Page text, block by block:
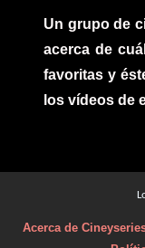
Un grupo de
acerca de
favoritas y
los vídeos de
Acerca de